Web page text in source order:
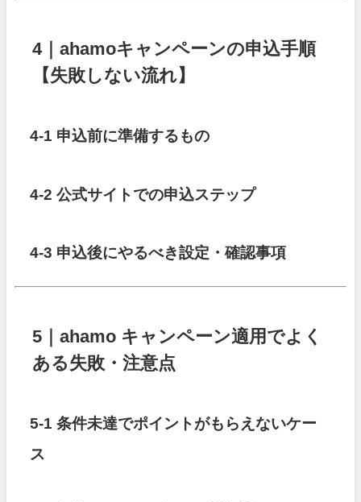
4｜ahamoキャンペーンの申込手順
【失敗しない流れ】
4-1 申込前に準備するもの
4-2 公式サイトでの申込ステップ
4-3 申込後にやるべき設定・確認事項
5｜ahamo キャンペーン適用でよく
ある失敗・注意点
5-1 条件未達でポイントがもらえないケー
ス